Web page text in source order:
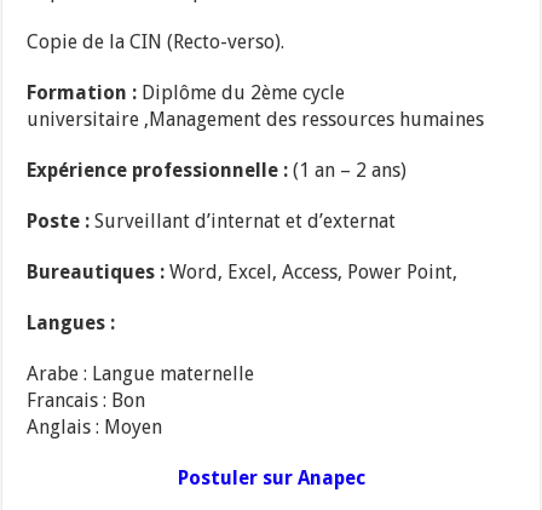
Copie de la CIN (Recto-verso).
Formation : Diplôme du 2ème cycle
universitaire ,Management des ressources humaines
Expérience professionnelle :(1 an – 2 ans)
Poste :Surveillant d’internat et d’externat
Bureautiques :Word, Excel, Access, Power Point,
Langues :
Arabe : Langue maternelle
Francais : Bon
Anglais : Moyen
Postuler sur Anapec